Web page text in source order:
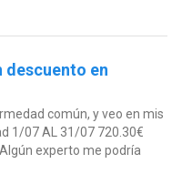
descuento en
común, y veo en mis
1/07 AL 31/07 720.30€
experto me podría